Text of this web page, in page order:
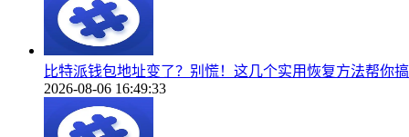
比特派钱包地址变了？别慌！这几个实用恢复方法帮你
2026-08-06 16:49:33